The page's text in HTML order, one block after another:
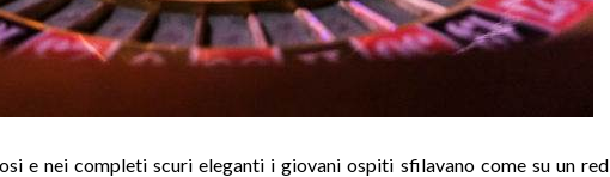
e nei completi scuri eleganti i giovani ospiti sfilavano come su un red